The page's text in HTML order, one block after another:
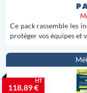
Ce pack rassemble les
protéger vos équipes et
118,89 €
HT